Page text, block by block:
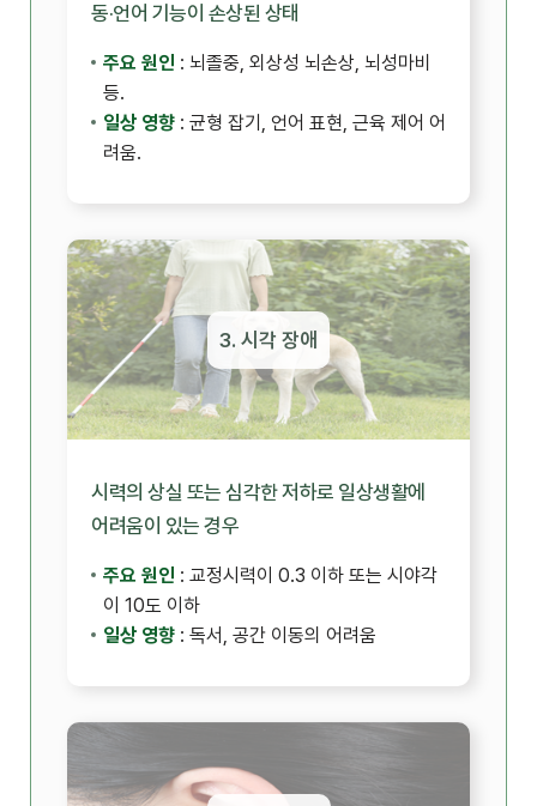
동·언어 기능이 손상된 상태
주요 원인 : 뇌졸중, 외상성 뇌손상, 뇌성마비
등.
일상 영향 : 균형 잡기, 언어 표현, 근육 제어 어
려움.
3. 시각 장애
시력의 상실 또는 심각한 저하로 일상생활에
어려움이 있는 경우
주요 원인 : 교정시력이 0.3 이하 또는 시야각
이 10도 이하
일상 영향 : 독서, 공간 이동의 어려움